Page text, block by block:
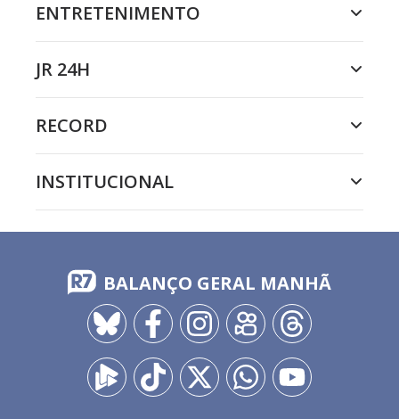
ENTRETENIMENTO
JR 24H
RECORD
INSTITUCIONAL
BALANÇO GERAL MANHÃ